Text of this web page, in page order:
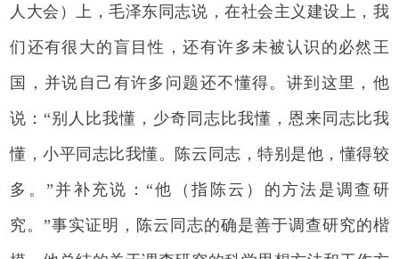
人大会）上，毛泽东同志说，在社会主义建设上，我
们还有很大的盲目性，还有许多未被认识的必然王
国，并说自己有许多问题还不懂得。讲到这里，他
说：“别人比我懂，少奇同志比我懂，恩来同志比我
懂，小平同志比我懂。陈云同志，特别是他，懂得较
多。”并补充说：“他（指陈云）的方法是调查研
究。”事实证明，陈云同志的确是善于调查研究的楷